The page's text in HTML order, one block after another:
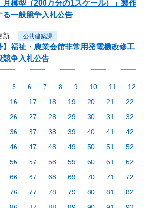
月模型（200万分の1スケール）」製作
る一般競争入札公告
新 公共建築課
】福祉・農業会館非常用発電機改修工
競争入札公告
5 6 7 8 9 10 11
12
16 17 18 19 20 21
22
26 27 28 29 30 31
32
36 37 38 39 40 41
42
46 47 48 49 50 51
52
56 57 58 59 60 61
62
66 67 68 69 70 71
72
76 77 78 79 80 81
82